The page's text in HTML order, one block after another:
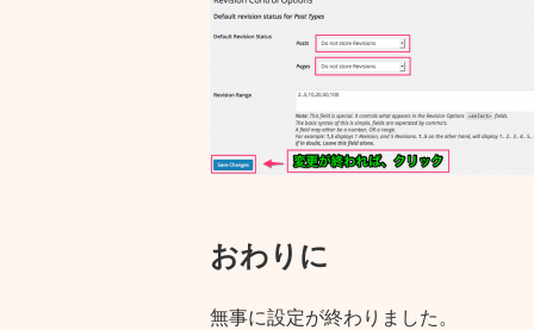
おわりに
無事に設定が終わりました。